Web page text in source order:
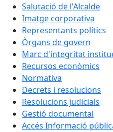
Salutació de l'Alcalde
Imatge corporativa
Representants polítics
Òrgans de govern
Marc d'integritat
Recursos econòmics
Normativa
Decrets i resolucions
Resolucions judicials
Gestió documental
Accés Informació